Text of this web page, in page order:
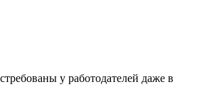
у работодателей даже в